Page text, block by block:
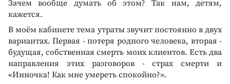
Зачем вообще думать об этом? Так нам, детям,
кажется.
В моём кабинете тема утраты звучит постоянно в двух
вариантах. Первая - потеря родного человека, вторая -
будущая, собственная смерть моих клиентов. Есть два
направления этих разговоров - страх смерти и
«Инночка! Как мне умереть спокойно?».